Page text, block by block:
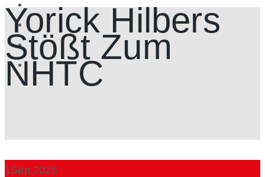
Yorick Hilbers
Stößt Zum
NHTC
1Sep.2025